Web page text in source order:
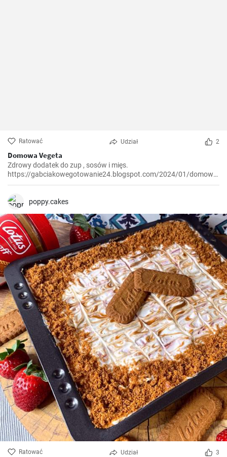
Ratować Udział 2
Domowa Vegeta
Zdrowy dodatek do zup , sosów i mięs.
https://gabciakowegotowanie24.blogspot.com/2024/01/domowa-
vegeta.html
poppy.cakes
Ratować Udział 3